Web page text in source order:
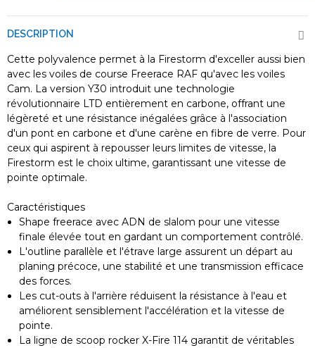
DESCRIPTION
Cette polyvalence permet à la Firestorm d'exceller aussi bien
avec les voiles de course Freerace RAF qu'avec les voiles
Cam. La version Y30 introduit une technologie
révolutionnaire LTD entièrement en carbone, offrant une
légèreté et une résistance inégalées grâce à l'association
d'un pont en carbone et d'une carène en fibre de verre. Pour
ceux qui aspirent à repousser leurs limites de vitesse, la
Firestorm est le choix ultime, garantissant une vitesse de
pointe optimale.
Caractéristiques
Shape freerace avec ADN de slalom pour une vitesse
finale élevée tout en gardant un comportement contrôlé.
L'outline parallèle et l'étrave large assurent un départ au
planing précoce, une stabilité et une transmission efficace
des forces.
Les cut-outs à l'arrière réduisent la résistance à l'eau et
améliorent sensiblement l'accélération et la vitesse de
pointe.
La ligne de scoop rocker X-Fire 114 garantit de véritables